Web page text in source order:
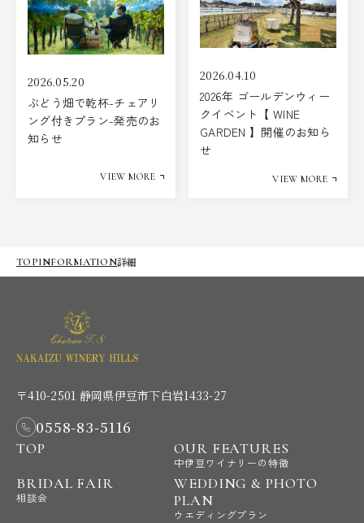
2026.05.20
ぶどう畑で乾杯-チェアリ
ング付きプラン-発売のお
知らせ
VIEW MORE
2026.04.10
2026年 ゴールデンウィー
クイベント【 WINE
GARDEN 】開催のお知ら
せ
VIEW MORE
TOPINFORMATION詳細
〒410-2501 静岡県伊豆市下白岩1433-27
0558-83-5116
TOP OUR FEATURES
中伊豆ワイナリーの特徴
BRIDAL FAIR
相談会
WEDDING & PHOTO
PLAN
ウエディングプラン